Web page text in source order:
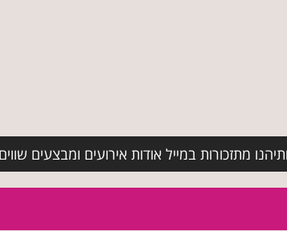
מתזכורות במייל אודות אירועים ומבצעים שווים